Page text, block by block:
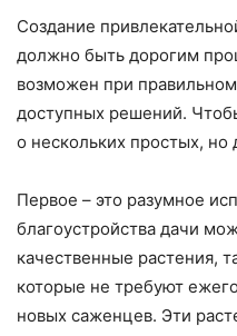
Создание
должно быть дорогим
возможен при
доступных решений.
о нескольких простых, но
Первое – это разумное
благоустройства дачи
качественные растения,
которые не требуют
новых саженцев. Эти